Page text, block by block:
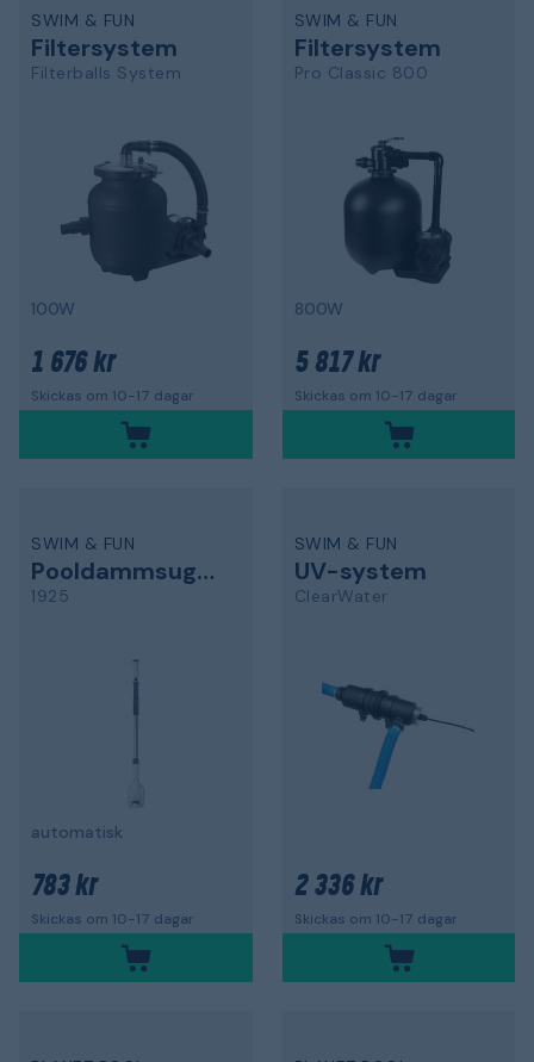
SWIM & FUN
Filtersystem
Filterballs System
100W
1 676 kr
Skickas om 10-17 dagar
SWIM & FUN
Filtersystem
Pro Classic 800
800W
5 817 kr
Skickas om 10-17 dagar
SWIM & FUN
Pooldammsugare
1925
automatisk
783 kr
Skickas om 10-17 dagar
SWIM & FUN
UV-system
ClearWater
2 336 kr
Skickas om 10-17 dagar